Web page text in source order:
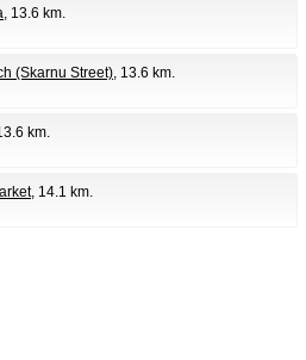
, 13.6 km.
(Skarnu Street), 13.6 km.
km.
, 14.1 km.